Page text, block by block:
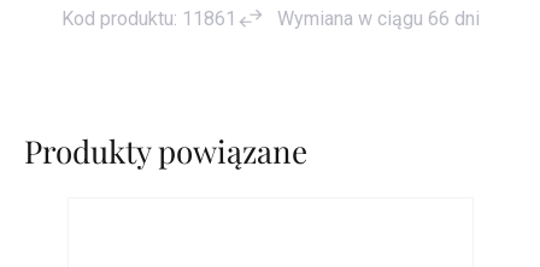
Kod produktu: 11861 Wymiana w ciągu 66 dni
Produkty powiązane